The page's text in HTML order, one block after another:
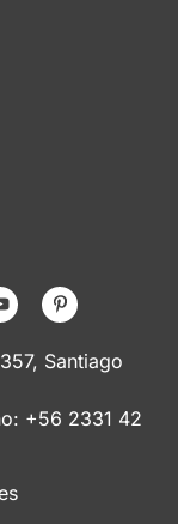
Santiago
+56 2331 42